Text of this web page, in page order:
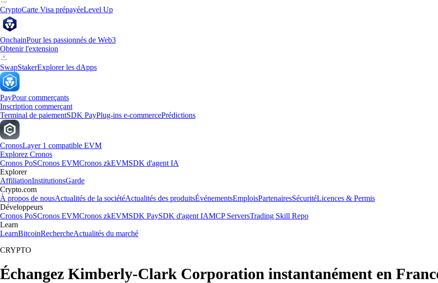
CryptoCarte Visa prépayéeLevel Up
OnchainPour les passionnés de Web3
Obtenir l'extension
SwapStakerExplorer les dApps
PayPour commerçants
Inscription commerçant
Terminal de paiementSDK PayPlug-ins e-commercePrédictions
CronosLayer 1 compatible EVM
Explorez Cronos
Cronos PoSCronos EVMCronos zkEVMSDK d'agent IA
Explorer
AffiliationInstitutionsGarde
Crypto.com
À propos de nousActualités de la sociétéActualités des produitsÉvénementsEmploisPartenairesSécuritéLicences & Permis
Développeurs
Cronos PoSCronos EVMCronos zkEVMSDK PaySDK d'agent IAMCP ServersTrading Skill Repo
Learn
LearnBitcoinRechercheActualités du marché
CRYPTO
Échangez Kimberly-Clark Corporation instantanément en